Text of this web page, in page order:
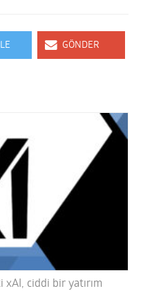
GÖNDER
xAI, ciddi bir yatırım